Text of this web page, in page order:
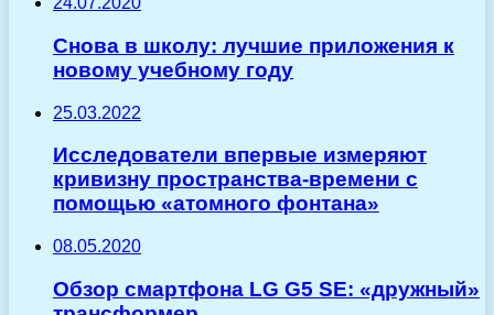
Снова в школу: лучшие приложения к
новому учебному году
25.03.2022
Исследователи впервые измеряют
кривизну пространства-времени с
помощью «атомного фонтана»
08.05.2020
Обзор смартфона LG G5 SE: «дружный»